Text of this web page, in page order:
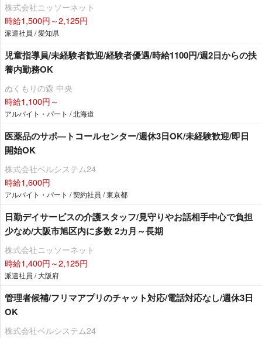
株式会社ニッソーネット
時給1,500円～2,125円
派遣社員 / 愛知県
児童指導員/未経験者歓迎/経験者優遇/時給1100円/週2日からの扶
養内勤務OK
ぬくもりの森 中央
時給1,100円～
アルバイト・パート / 北海道
医薬品のサポ―トコールセンター/週休3日OK/未経験歓迎/即日
開始OK
株式会社ベルシステム24
時給1,600円
アルバイト・パート / 契約社員 / 東京都
日勤デイサービスの介護スタッフ/見守りやお話相手中心で負担
少なめ/大阪市旭区内に多数 2カ月～長期
株式会社ニッソーネット
時給1,400円～2,125円
派遣社員 / 大阪府
管理者候補/フリマアプリのチャット対応/電話対応なし/週休3日
OK
株式会社ベルシステム24